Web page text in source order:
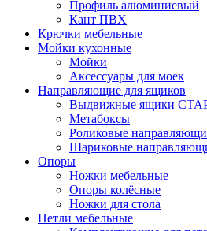
Профиль алюминиевый
Кант ПВХ
Крючки мебельные
Мойки кухонные
Мойки
Аксессуары для моек
Направляющие для ящиков
Выдвижные ящики
Метабоксы
Роликовые
Шариковые
Опоры
Ножки мебельные
Опоры колёсные
Ножки для стола
Петли мебельные